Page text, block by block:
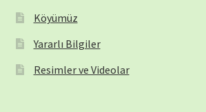
Köyümüz
Yararlı Bilgiler
Resimler ve Videolar